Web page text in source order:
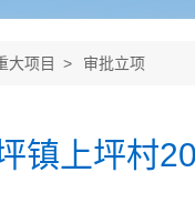
大项目 > 审批立项
镇上坪村